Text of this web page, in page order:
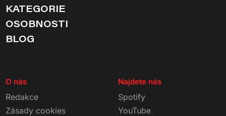
KATEGORIE
OSOBNOSTI
BLOG
O nás
Redakce
Zásady cookies
Najdete nás
Spotify
YouTube